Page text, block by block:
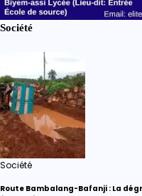
Société
Société
Route Bambalang-Bafanji : La